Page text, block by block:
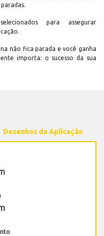
para assegurar
não fica parada e você ganha
importa: o sucesso da sua
Desenhos da Aplicação